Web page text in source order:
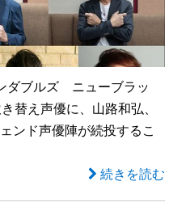
ダブルズ ニューブラッ
替え声優に、山路和弘、
ンド声優陣が続投するこ
続きを読む